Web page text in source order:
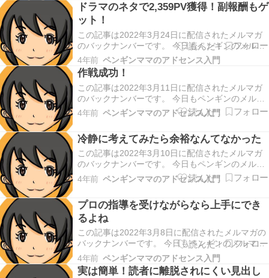
のです。 元気になってきたので 我が家のコロ…
ドラマのネタで2,359PV獲得！副報酬もゲ
ット！
この記事は2022年3月24日に配信されたメルマガ
のバックナンバーです。 今日もペンギンのメルマ
ガを読んで頂きどうもありがとうございます。 前
回のメルマガから1週間経ってしまいました。 息
子がコロナ陽性になり その影響で 私や次女も高熱
が出てしまったという話をしました。 高熱が…
4年前 ペンギンママのアドセンス入門
作戦成功！
この記事は2022年3月11日に配信されたメルマガ
のバックナンバーです。 今日もペンギンのメルマ
ガを読んで頂きどうもありがとうございます。 昨
日 幼稚園に娘を迎えに行った時 幼稚園に咲いてい
じました。 ふわっと良い香りも しました…
4年前 ペンギンママのアドセンス入門
冷静に考えてみたら余裕なんてなかった
この記事は2022年3月10日に配信されたメルマガ
のバックナンバーです。 今日もペンギンのメルマ
ガを読んで頂きどうもありがとうございます。 昨
日は幼稚園のお遊戯発表会がありました。 年少の
ったのですが、 カラフルなフリルが付いた袖…
4年前 ペンギンママのアドセンス入門
プロの指導を受けながらなら上手にでき
るよね
この記事は2022年3月8日に配信されたメルマガの
バックナンバーです。 今日もペンギンのメルマガ
を読んで頂きどうもありがとうございます。 今日
は小1長男の歯医者の 定期検診に行ってきまし
た。 定期検診では 虫歯になってないか 確認した
4年前 ペンギンママのアドセンス入門
実は簡単！読者に離脱されにくい見出し